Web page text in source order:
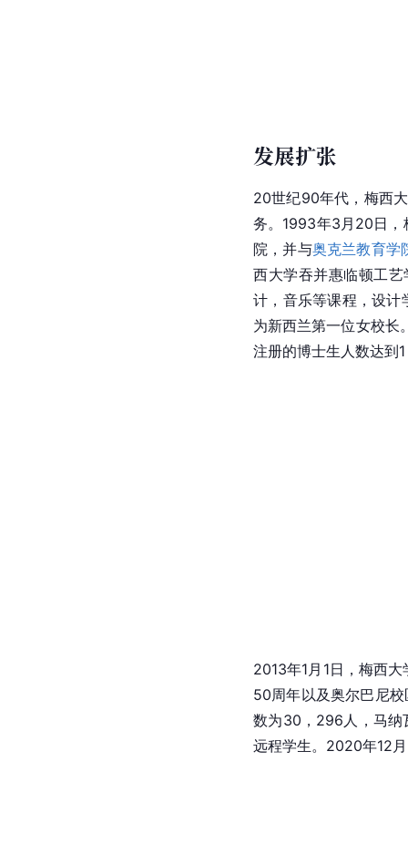
发展扩张
20世纪90年代，梅西
务。1993年3月20日，
院 ，并与奥克兰教育学
西大学吞并惠临顿工艺
计，音乐等课程，设计
为新西兰第一位女校
注册的博士生人数达到
2013年1月1日，梅西
50周年以及奥尔巴尼校
数为30，296人，马纳
远程学生。2020年12